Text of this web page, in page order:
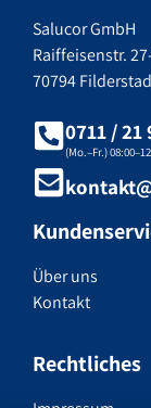
Salucor GmbH
Raiffeisenstr.
70794
0711 / 21
(Mo.–Fr.)
Über uns
Kontakt
Rechtliches